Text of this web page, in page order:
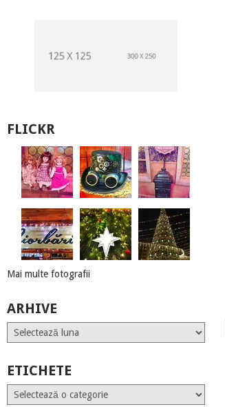
FLICKR
Mai multe fotografii
ARHIVE
Arhive
ETICHETE
Etichete